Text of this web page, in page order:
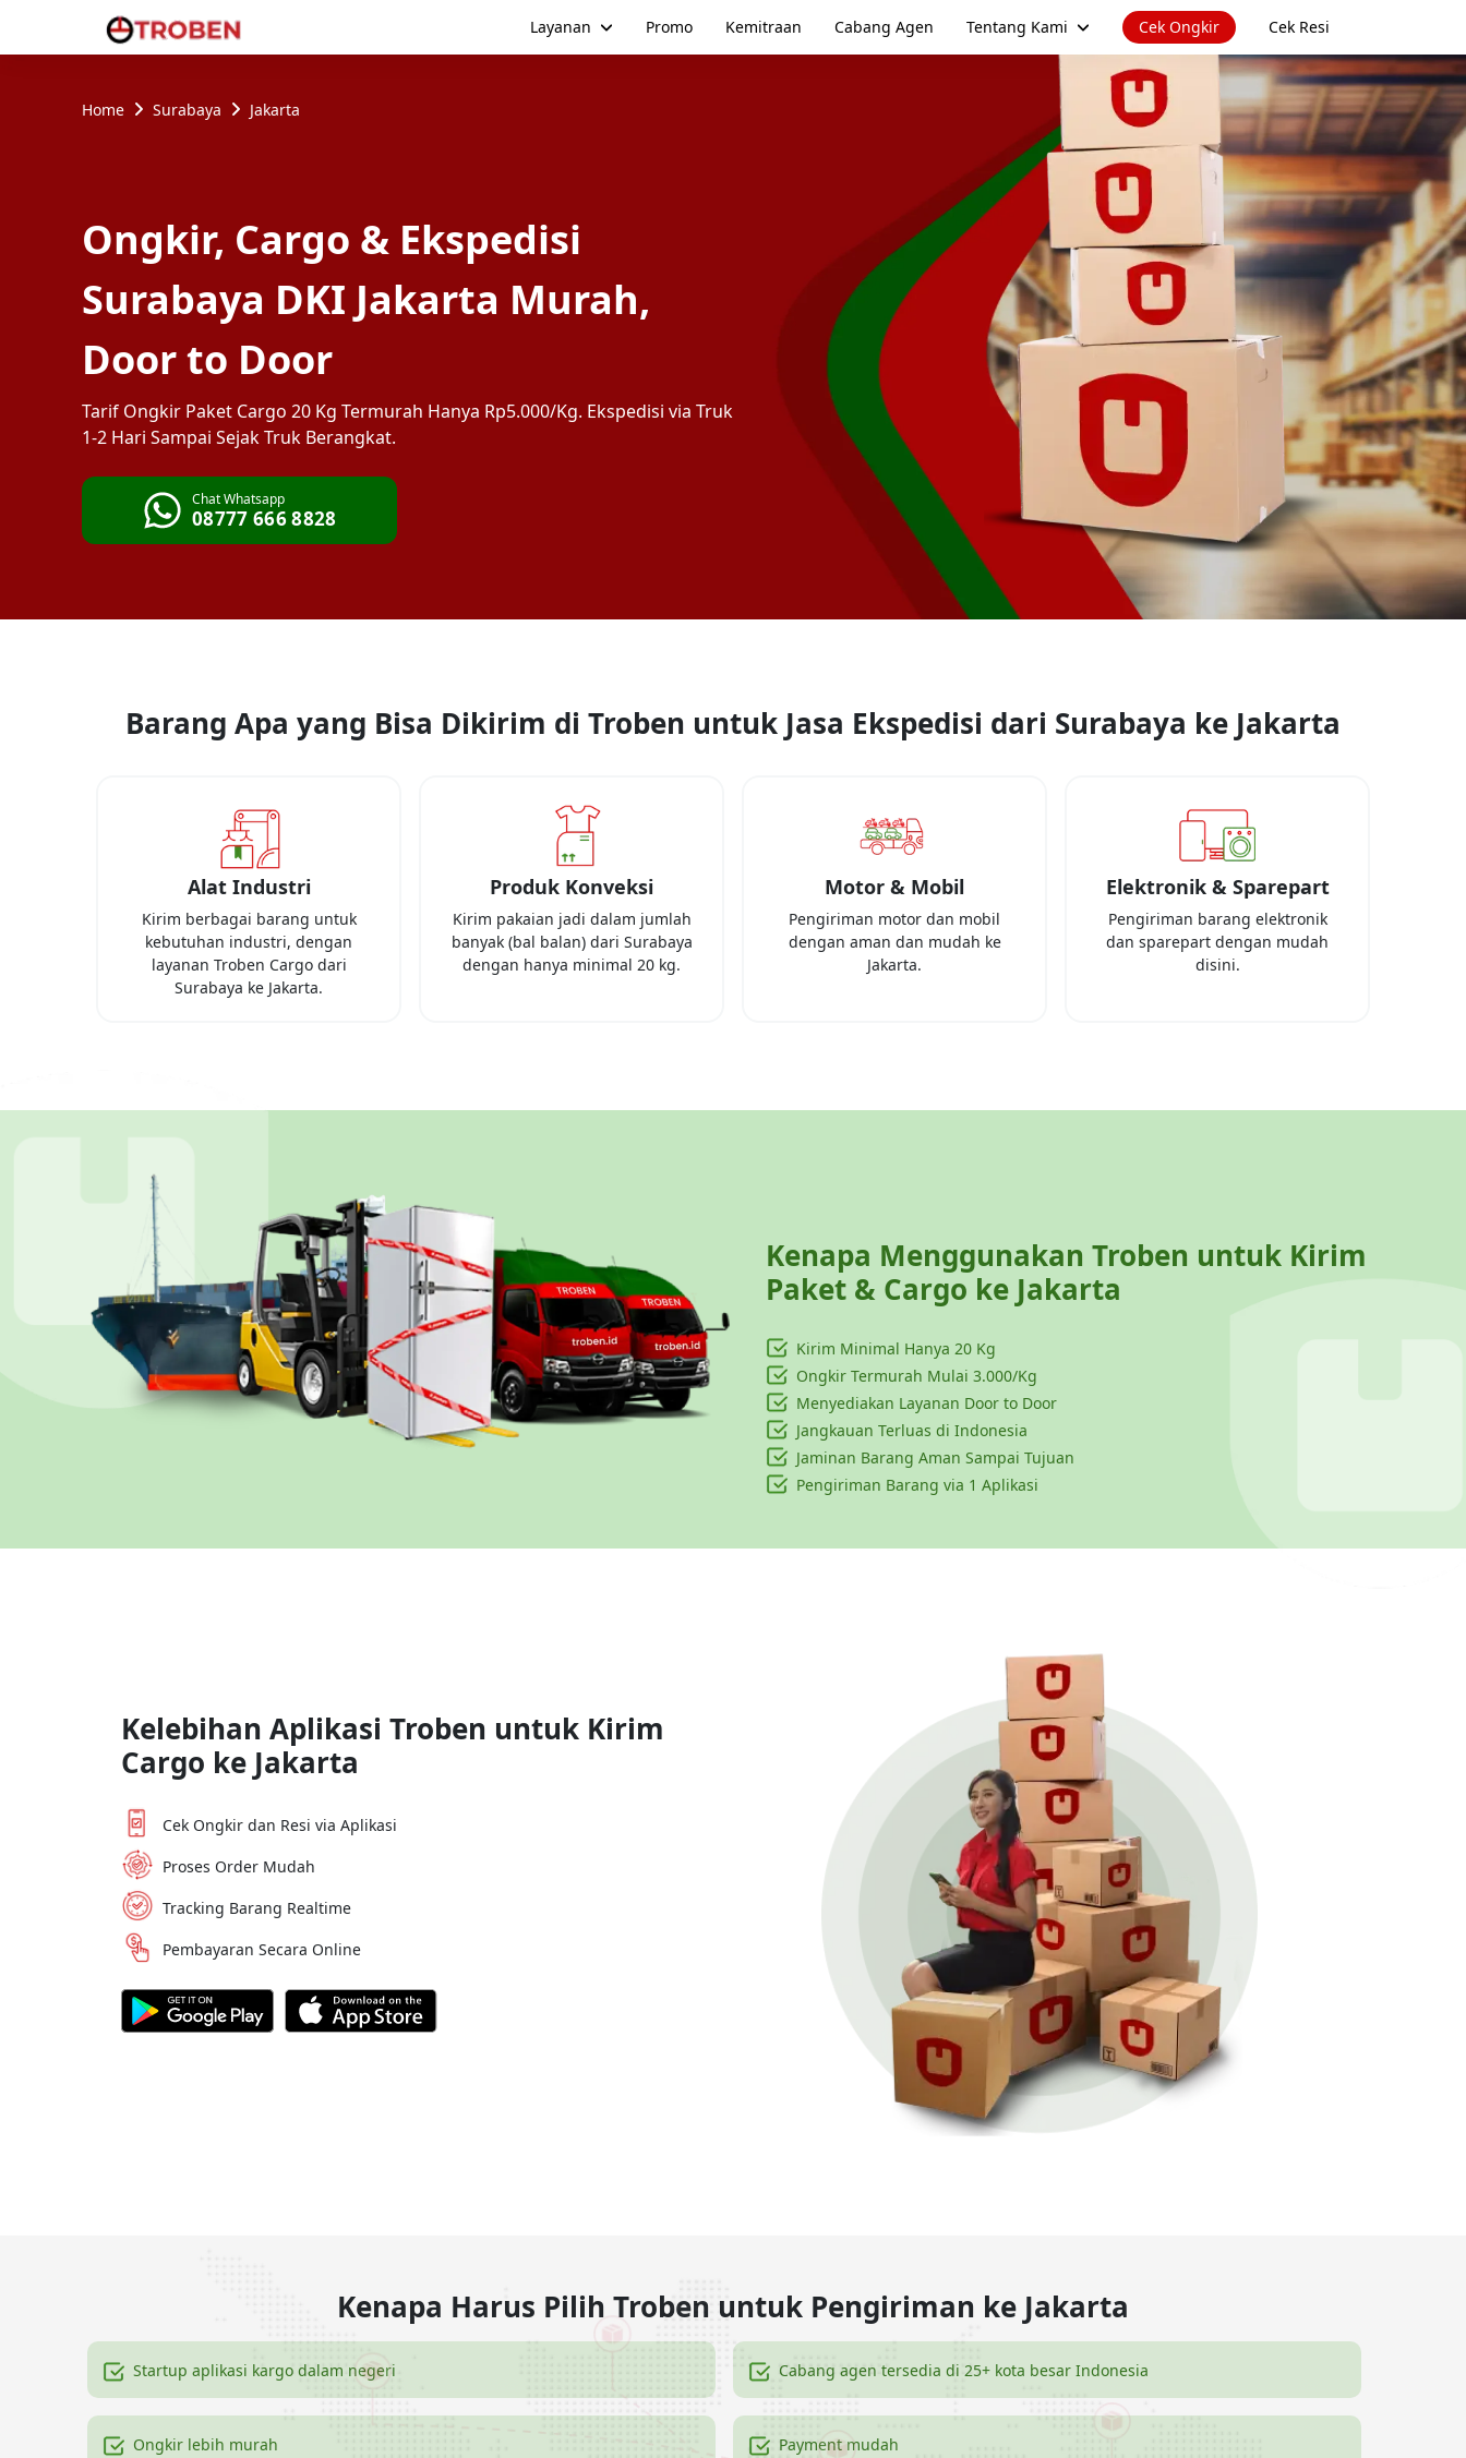
Layanan Promo Kemitraan Cabang Agen Tentang Kami Cek Ongkir Cek Resi
Home Surabaya Jakarta
Ongkir, Cargo & Ekspedisi
Surabaya DKI Jakarta Murah,
Door to Door
Tarif Ongkir Paket Cargo 20 Kg Termurah Hanya Rp5.000/Kg. Ekspedisi via Truk
1-2 Hari Sampai Sejak Truk Berangkat.
Chat Whatsapp
08777 666 8828
Barang Apa yang Bisa Dikirim di Troben untuk Jasa Ekspedisi dari Surabaya ke Jakarta
Alat Industri
Kirim berbagai barang untuk
kebutuhan industri, dengan
layanan Troben Cargo dari
Surabaya ke Jakarta.
Produk Konveksi
Kirim pakaian jadi dalam jumlah
banyak (bal balan) dari Surabaya
dengan hanya minimal 20 kg.
Motor & Mobil
Pengiriman motor dan mobil
dengan aman dan mudah ke
Jakarta.
Elektronik & Sparepart
Pengiriman barang elektronik
dan sparepart dengan mudah
disini.
Kenapa Menggunakan Troben untuk Kirim
Paket & Cargo ke Jakarta
Kirim Minimal Hanya 20 Kg
Ongkir Termurah Mulai 3.000/Kg
Menyediakan Layanan Door to Door
Jangkauan Terluas di Indonesia
Jaminan Barang Aman Sampai Tujuan
Pengiriman Barang via 1 Aplikasi
Kelebihan Aplikasi Troben untuk Kirim
Cargo ke Jakarta
Cek Ongkir dan Resi via Aplikasi
Proses Order Mudah
Tracking Barang Realtime
Pembayaran Secara Online
Kenapa Harus Pilih Troben untuk Pengiriman ke Jakarta
Startup aplikasi kargo dalam negeri Cabang agen tersedia di 25+ kota besar Indonesia
Ongkir lebih murah Payment mudah